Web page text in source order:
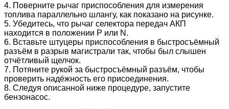
4. Поверните рычаг приспособления для измерения
топлива параллельно шлангу, как показано на рисунке.
5. Убедитесь, что рычаг селектора передач АКП
находится в положении Р или N.
6. Вставьте штуцеры приспособления в быстросъёмный
разъём в разрыв магистрали так, чтобы был слышен
отчётливый щелчок.
7. Потяните рукой за быстросъёмный разъём, чтобы
проверить надёжность его присоединения.
8. Следуя описанной ниже процедуре, запустите
бензонасос.